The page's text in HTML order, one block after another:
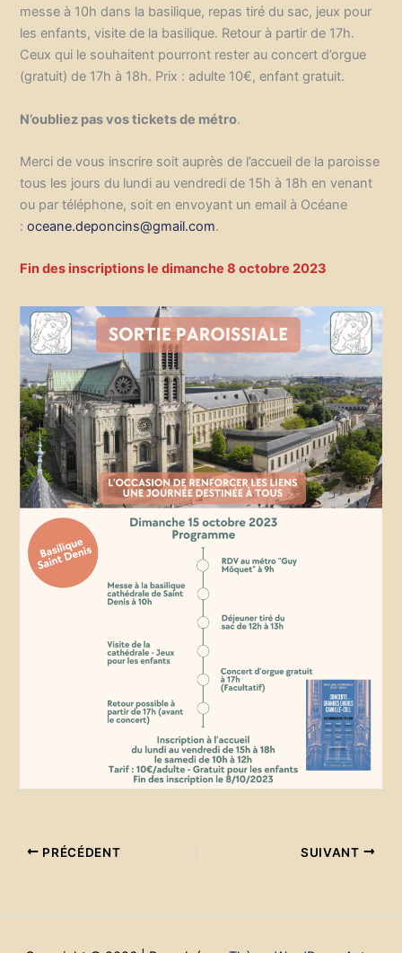
messe à 10h dans la basilique, repas tiré du sac, jeux pour
les enfants, visite de la basilique. Retour à partir de 17h.
Ceux qui le souhaitent pourront rester au concert d’orgue
(gratuit) de 17h à 18h. Prix : adulte 10€, enfant gratuit.
N’oubliez pas vos tickets de métro.
Merci de vous inscrire soit auprès de l’accueil de la paroisse
tous les jours du lundi au vendredi de 15h à 18h en venant
ou par téléphone, soit en envoyant un email à Océane
:oceane.deponcins@gmail.com.
Fin des inscriptions le dimanche 8 octobre 2023
PRÉCÉDENT SUIVANT